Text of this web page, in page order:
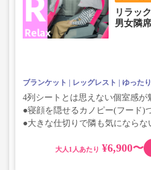
リラッ
男女隣
ブランケット レッグレスト ゆったり
4列シートとは思えない個室感が
●寝顔を隠せるカノピー(フード)
●大きな仕切りで隣も気にならな
大人 ¥6,900〜